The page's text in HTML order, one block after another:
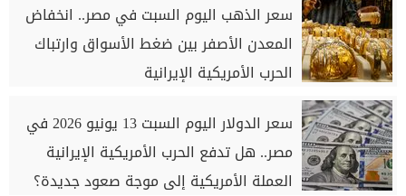
سعر الذهب اليوم السبت في مصر.. انخفاض
المعدن الأصفر بين ضغط الأسواق وارتباك
الحرب الأمريكية الإيرانية
سعر الدولار اليوم السبت 13 يونيو 2026 في
مصر.. هل تدفع الحرب الأمريكية الإيرانية
العملة الأمريكية إلى موجة صعود جديدة؟